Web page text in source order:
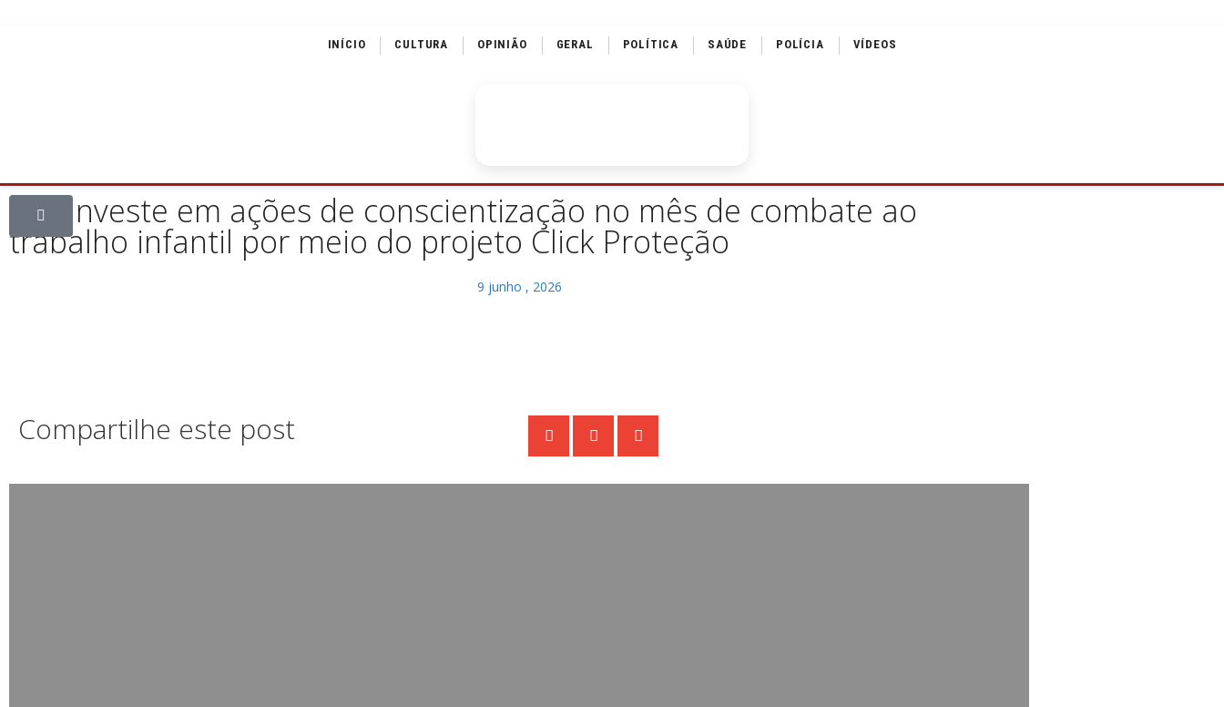
INÍCIO CULTURA OPINIÃO GERAL POLÍTICA SAÚDE POLÍCIA VÍDEOS
Feti investe em ações de conscientização no mês de combate ao
trabalho infantil por meio do projeto Click Proteção
9 junho , 2026
Compartilhe este post